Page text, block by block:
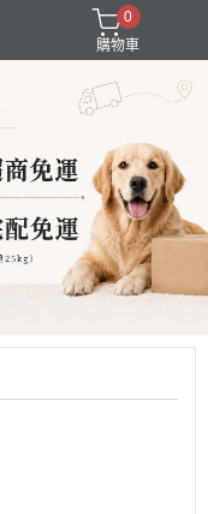
組合 超強除臭
0
購物車